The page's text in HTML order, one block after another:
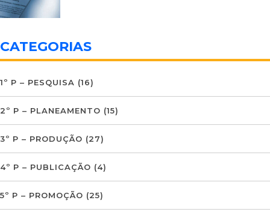
CATEGORIAS
1º P – PESQUISA (16)
2º P – PLANEAMENTO (15)
3º P – PRODUÇÃO (27)
4º P – PUBLICAÇÃO (4)
5º P – PROMOÇÃO (25)